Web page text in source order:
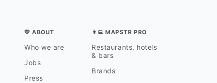
💛 ABOUT
Who we are
Jobs
Press
👨‍💻 MAPSTR PRO
Restaurants, hotels
& bars
Brands